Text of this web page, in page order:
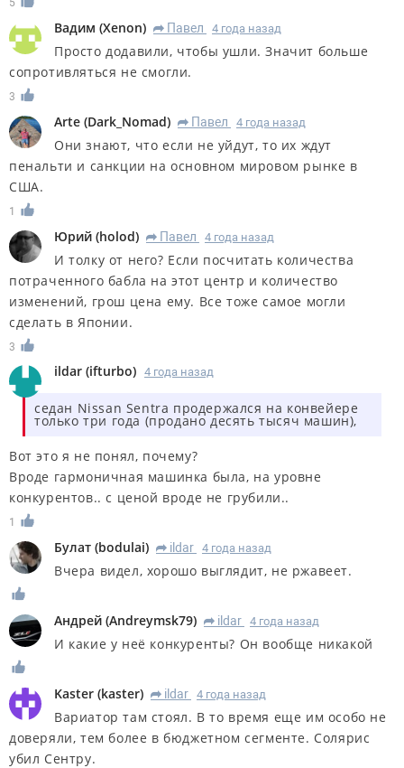
5
Вадим (Xenon) R Павел 4 года назад
Просто додавили, чтобы ушли. Значит больше
сопротивляться не смогли.
3
Arte (Dark_Nomad) R Павел 4 года назад
Они знают, что если не уйдут, то их ждут
пенальти и санкции на основном мировом рынке в
США.
1
Юрий (holod) R Павел 4 года назад
И толку от него? Если посчитать количества
потраченного бабла на этот центр и количество
изменений, грош цена ему. Все тоже самое могли
сделать в Японии.
3
ildar (ifturbo) 4 года назад
седан Nissan Sentra продержался на конвейере
только три года (продано десять тысяч машин),
Вот это я не понял, почему?
Вроде гармоничная машинка была, на уровне
конкурентов.. с ценой вроде не грубили..
1
Булат (bodulai) R ildar 4 года назад
Вчера видел, хорошо выглядит, не ржавеет.
Андрей (Andreymsk79) R ildar 4 года назад
И какие у неё конкуренты? Он вообще никакой
Kaster (kaster) R ildar 4 года назад
Вариатор там стоял. В то время еще им особо не
доверяли, тем более в бюджетном сегменте. Солярис
убил Сентру.